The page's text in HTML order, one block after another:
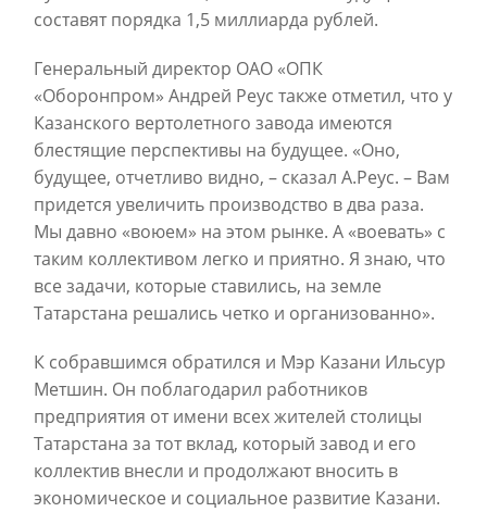
составят порядка 1,5 миллиарда рублей.
Генеральный директор ОАО «ОПК
«Оборонпром» Андрей Реус также отметил, что у
Казанского вертолетного завода имеются
блестящие перспективы на будущее. «Оно,
будущее, отчетливо видно, – сказал А.Реус. – Вам
придется увеличить производство в два раза.
Мы давно «воюем» на этом рынке. А «воевать» с
таким коллективом легко и приятно. Я знаю, что
все задачи, которые ставились, на земле
Татарстана решались четко и организованно».
К собравшимся обратился и Мэр Казани Ильсур
Метшин. Он поблагодарил работников
предприятия от имени всех жителей столицы
Татарстана за тот вклад, который завод и его
коллектив внесли и продолжают вносить в
экономическое и социальное развитие Казани.